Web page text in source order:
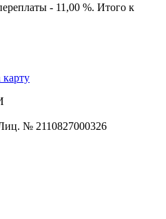
- 11,00 %. Итого к
№ 2110827000326